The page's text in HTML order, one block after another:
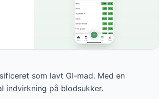
som lavt GI-mad. Med en
indvirkning på blodsukker.